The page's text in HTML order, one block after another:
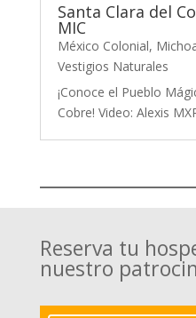
Santa Clara del
MIC
México Colonial,
Vestigios Naturales
¡Conoce el Pueblo
Cobre! Video: Alexis
Reserva tu
nuestro